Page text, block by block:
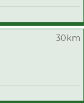
30km